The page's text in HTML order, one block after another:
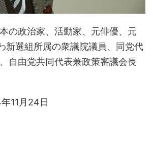
の政治家、活動家、元俳優、元
新選組所属の衆議院議員、同党代
自由党共同代表兼政策審議会長
11月24日